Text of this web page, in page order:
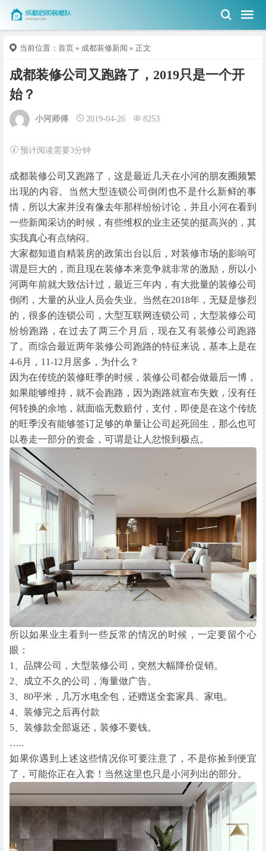
当前位置： 首页 » 成都装修新闻 » 正文
成都装修公司又跑路了，2019只是一个开
始？
小河师傅 2019-04-26 8253
预计阅读需要3分钟
成都装修公司又跑路了，这是最近几天在小河的朋友圈频繁
出现的内容。当然大型连锁公司倒闭也不是什么新鲜的事
情，所以大家并没有像去年那样纷纷讨论，并且小河在看到
一些新闻采访的时候，有些维权的业主还笑的挺高兴的，其
实我真心有点纳闷。
大家都知道自精装房的政策出台以后，对装修市场的影响可
谓是巨大的，而且现在装修本来竞争就非常的激励，所以小
河两年前就大致估计过，最近三年内，有大批量的装修公司
倒闭，大量的从业人员会失业。当然在2018年，无疑是惨烈
的，很多的连锁公司，大型互联网连锁公司，大型装修公司
纷纷跑路，在过去了两三个月后，现在又有装修公司跑路
了。而综合最近两年装修公司跑路的特征来说，基本上是在
4-6月，11-12月居多，为什么？
因为在传统的装修旺季的时候，装修公司都会做最后一博，
如果能够维持，就不会跑路，因为跑路就宣布失败，没有任
何转换的余地，就面临无数赔付，支付，即使是在这个传统
的旺季没有能够签订足够的单量让公司起死回生，那么也可
以卷走一部分的资金，可谓是让人忿恨到极点。
所以如果业主看到一些反常的情况的时候，一定要留个心
眼：
1、品牌公司，大型装修公司，突然大幅降价促销。
2、成立不久的公司，海量做广告。
3、80平米，几万水电全包，还赠送全套家具、家电。
4、装修完之后再付款
5、装修款全部返还，装修不要钱。
…..
如果你遇到上述这些情况你可要注意了，不是你捡到便宜
了，可能你正在入套！当然这里也只是小河列出的部分。